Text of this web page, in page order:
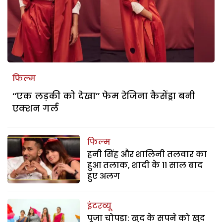
फिल्म
‘‘एक लड़की को देखा’’ फेम रेजिना कैसेंड्रा बनी
एक्शन गर्ल
फिल्म
हनी सिंह और शालिनी तलवार का
हुआ तलाक, शादी के 11 साल बाद
हुए अलग
इंटरव्यू
पूजा चोपड़ा: खुद के सपने को खुद